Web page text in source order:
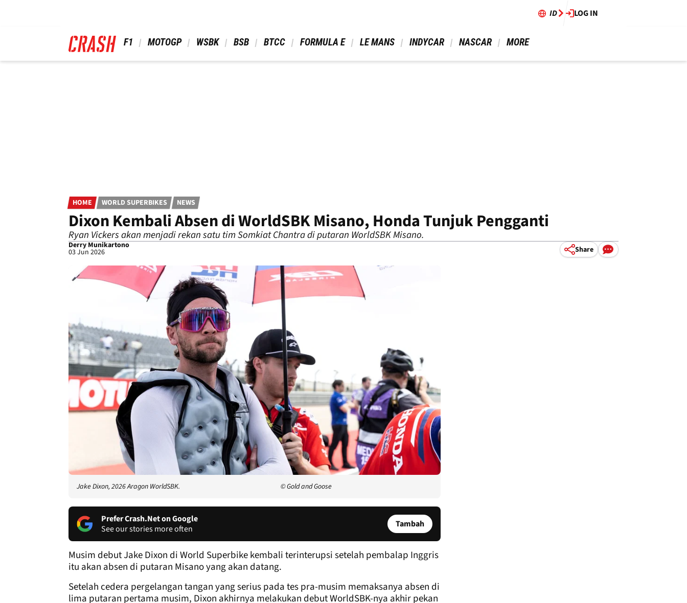
ID LOG IN
F1 MOTOGP WSBK BSB BTCC FORMULA E LE MANS INDYCAR NASCAR MORE
HOME WORLD SUPERBIKES NEWS
Dixon Kembali Absen di WorldSBK Misano, Honda Tunjuk Pengganti
Ryan Vickers akan menjadi rekan satu tim Somkiat Chantra di putaran WorldSBK Misano.
Derry Munikartono
03 Jun 2026 Share
Jake Dixon, 2026 Aragon WorldSBK. © Gold and Goose
Prefer Crash.Net on Google
See our stories more often
Tambah
Musim debut Jake Dixon di World Superbike kembali terinterupsi setelah pembalap Inggris
itu akan absen di putaran Misano yang akan datang.
Setelah cedera pergelangan tangan yang serius pada tes pra-musim memaksanya absen di
lima putaran pertama musim, Dixon akhirnya melakukan debut WorldSBK-nya akhir pekan